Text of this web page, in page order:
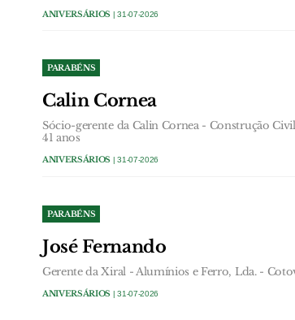
ANIVERSÁRIOS | 31-07-2026
PARABÉNS
Calin Cornea
Sócio-gerente da Calin Cornea - Construção
41 anos
ANIVERSÁRIOS | 31-07-2026
PARABÉNS
José Fernando
Gerente da Xiral - Alumínios e Ferro, Lda. -
ANIVERSÁRIOS | 31-07-2026